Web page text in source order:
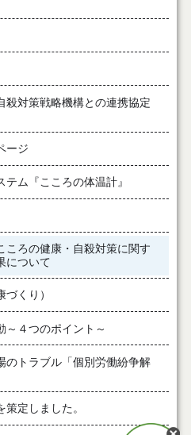
対策戦略機構との連携協定
ージ
テム『こころの体温計』
ころの健康・自殺対策に関す
について
くり）
～４つのポイント～
のトラブル「個別労働紛争解
定しました。